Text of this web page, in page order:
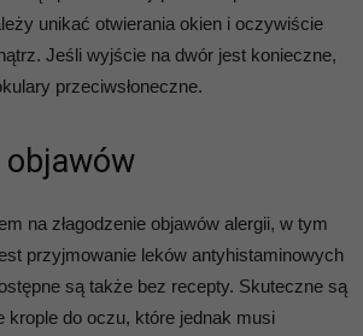
unikać otwierania okien i oczywiście
Jeśli wyjście na dwór jest konieczne,
przeciwsłoneczne.
objawów
na złagodzenie objawów alergii, w tym
przyjmowanie leków antyhistaminowych
są także bez recepty. Skuteczne są
krople do oczu, które jednak musi